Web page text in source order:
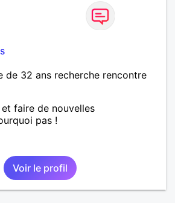
de 32 ans recherche rencontre
faire de nouvelles
pas !
Voir le profil